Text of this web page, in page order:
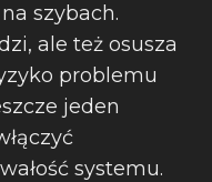
szybach.
ale też osusza
problemu
jeden
systemu.